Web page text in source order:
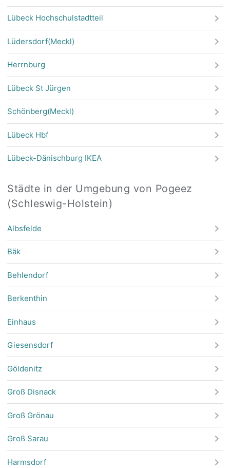
Lübeck Hochschulstadtteil
Lüdersdorf(Meckl)
Herrnburg
Lübeck St Jürgen
Schönberg(Meckl)
Lübeck Hbf
Lübeck-Dänischburg IKEA
Städte in der Umgebung von Pogeez
(Schleswig-Holstein)
Albsfelde
Bäk
Behlendorf
Berkenthin
Einhaus
Giesensdorf
Göldenitz
Groß Disnack
Groß Grönau
Groß Sarau
Harmsdorf